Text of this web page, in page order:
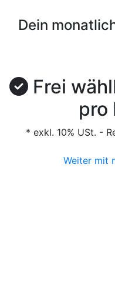
Dein
Frei
pro
* exkl. 10% USt. -
Weiter mit